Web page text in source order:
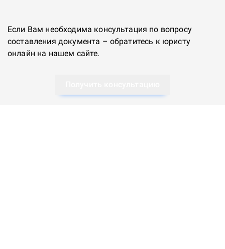
Если Вам необходима консультация по вопросу
составления документа – обратитесь к юристу
онлайн на нашем сайте.